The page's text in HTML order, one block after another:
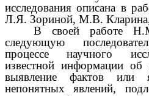
исследования описана в
Л.Я. Зориной, М.В.
В своей работе
следующую
процессе научного
известной информации об
выявление фактов или
непонятных явлений,